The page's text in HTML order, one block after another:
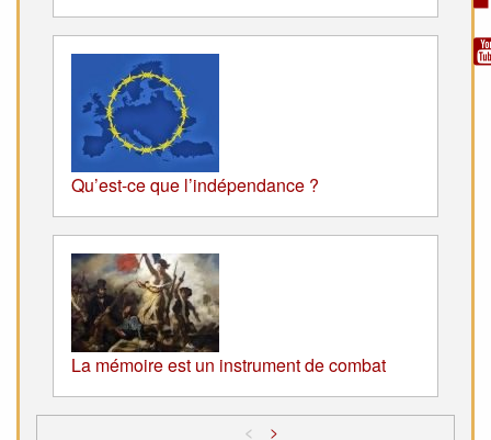
Qu’est-ce que l’indépendance ?
La mémoire est un instrument de combat
< >